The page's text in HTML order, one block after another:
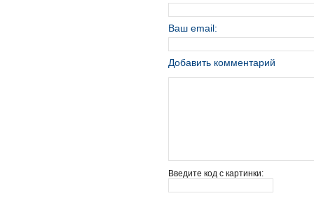
Ваш email:
Добавить комментарий
Введите код с картинки: